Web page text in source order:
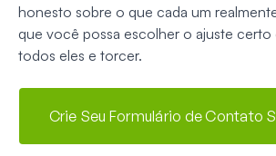
honesto sobre o que cada um
que você possa escolher o ajuste certo
todos eles e torcer.
Crie Seu Formulário de Contato